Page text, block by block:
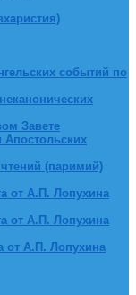
событий по
Завете
Апостольских
чтений (паримий)
от А.П. Лопухина
от А.П. Лопухина
от А.П. Лопухина